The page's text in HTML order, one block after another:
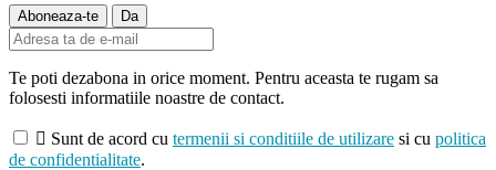
Te poti dezabona in orice moment. Pentru aceasta te rugam sa
folosesti informatiile noastre de contact.
 Sunt de acord cu termenii si conditiile de utilizare si cu politica
de confidentialitate.